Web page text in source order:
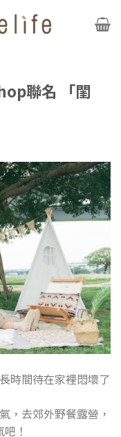
聯名 「閨
時間待在家裡悶壞了
，去郊外野餐露營，
！